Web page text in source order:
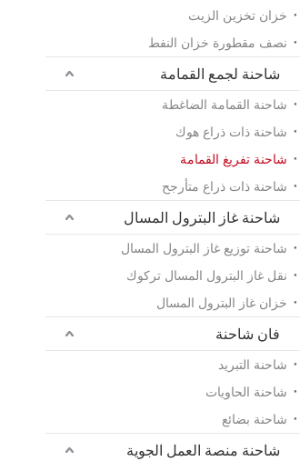
خزان تخزين الزيت
نصف مقطورة خزان النفط
شاحنة لجمع القمامة
شاحنة القمامة الضاغطة
شاحنة ذات ذراع هوك
شاحنة تفريغ القمامة
شاحنة ذات ذراع متأرجح
شاحنة غاز البترول المسال
شاحنة توزيع غاز البترول المسال
نقل غاز البترول المسال تركوك
خزان غاز البترول المسال
فان شاحنة
شاحنة التبريد
شاحنة الحاويات
شاحنة بضائع
شاحنة منصة العمل الجوية